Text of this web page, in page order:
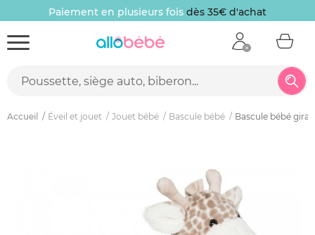
Paiement en plusieurs fois dès 35€ d'achat
Accueil Éveil et jouet Jouet bébé Bascule bébé Bascule bébé